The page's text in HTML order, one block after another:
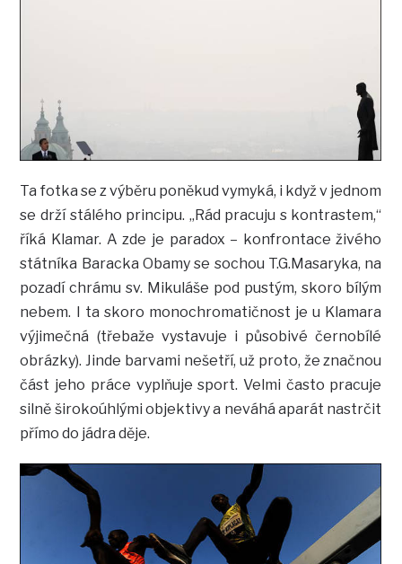
Ta fotka se z výběru poněkud vymyká, i když v jednom
se drží stálého principu. „Rád pracuju s kontrastem,“
říká Klamar. A zde je paradox – konfrontace živého
státníka Baracka Obamy se sochou T.G.Masaryka, na
pozadí chrámu sv. Mikuláše pod pustým, skoro bílým
nebem. I ta skoro monochromatičnost je u Klamara
výjimečná (třebaže vystavuje i působivé černobílé
obrázky). Jinde barvami nešetří, už proto, že značnou
část jeho práce vyplňuje sport. Velmi často pracuje
silně širokoúhlými objektivy a neváhá aparát nastrčit
přímo do jádra děje.